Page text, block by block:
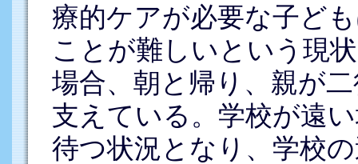
療的ケアが必要な子ど
ことが難しいという現
場合、朝と帰り、親が
支えている。学校が遠
待つ状況となり、学校